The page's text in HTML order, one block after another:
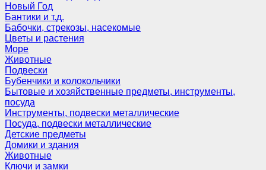
Новый Год
Бантики и т.д.
Бабочки, стрекозы, насекомые
Цветы и растения
Море
Животные
Подвески
Бубенчики и колокольчики
Бытовые и хозяйственные предметы, инструменты,
посуда
Инструменты, подвески металлические
Посуда, подвески металлические
Детские предметы
Домики и здания
Животные
Ключи и замки